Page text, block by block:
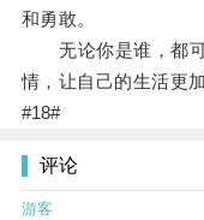
和勇敢。
无论你是谁，都可
情，让自己的生活更
#18#
评论
游客